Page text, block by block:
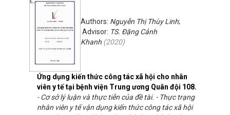
Ứng dụng kiến thức công tác xã hội cho nhân
viên y tế tại bệnh viện Trung ương Quân đội 108.
Authors: Nguyễn Thị Thùy Linh;
Advisor: TS. Đặng Cảnh
Khanh (2020)
- Cơ sở lý luận và thực tiễn của đề tài. - Thực trạng
nhân viên y tế vận dụng kiến thức công tác xã hội